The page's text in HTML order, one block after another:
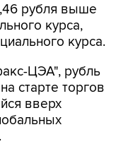
рубля выше
курса,
курса.
ЦЭА", рубль
старте торгов
вверх